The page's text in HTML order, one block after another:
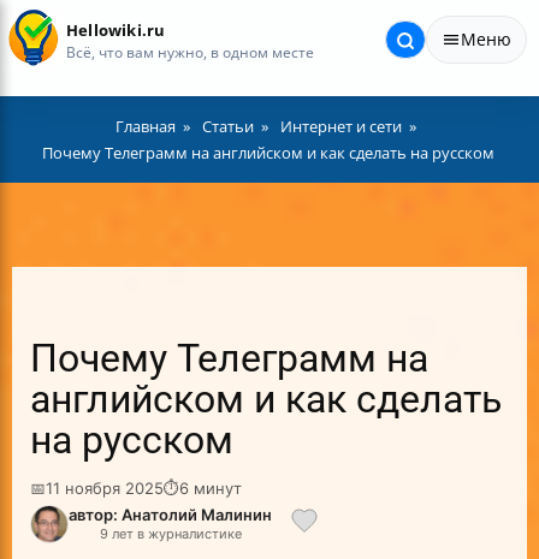
Hellowiki.ru
Всё, что вам нужно, в одном месте
Меню
Главная Статьи
Интернет и сети
Почему Телеграмм на английском и как сделать на русском
Почему Телеграмм на
английском и как сделать
на русском
📅11 ноября 2025⏱6 минут
автор: Анатолий Малинин
9 лет в журналистике